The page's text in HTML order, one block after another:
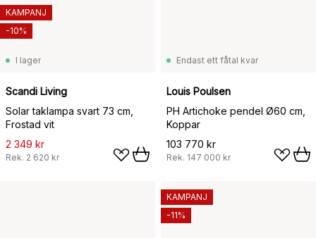
I lager
Scandi Living
Solar taklampa svart 73 cm,
Frostad vit
2 349 kr
Rek. 2 620 kr
KAMPANJ
-10%
Endast ett fåtal kvar
Louis Poulsen
PH Artichoke pendel Ø60 cm,
Koppar
103 770 kr
Rek. 147 000 kr
KAMPANJ
-11%